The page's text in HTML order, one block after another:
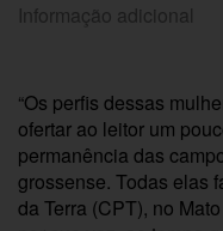
Informação adicional
“Os perfis dessas
ofertar ao leitor um
permanência das
grossense. Todas elas
da Terra (CPT), no